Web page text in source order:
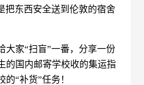
把东西安全送到伦敦的宿舍
大家“扫盲”一番，分享一份
的国内邮寄学校收的集运指
“补货”任务！